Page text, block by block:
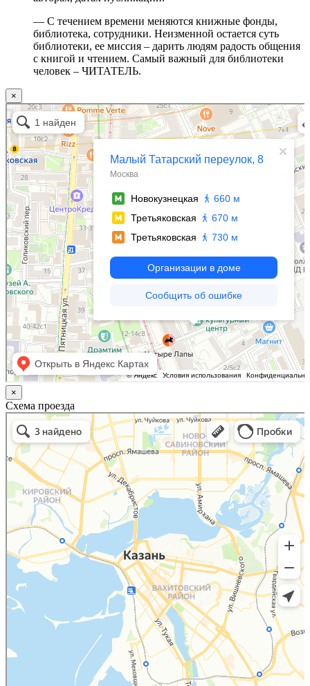
— С течением времени меняются книжные фонды,
библиотека, сотрудники. Неизменной остается суть
библиотеки, ее миссия – дарить людям радость общения
с книгой и чтением. Самый важный для библиотеки
человек – ЧИТАТЕЛЬ.
×
Москва
Малый Татарский переулок, 8 на карте Москвы, ближайшее метро Новокузнецкая —
Яндекс.Карты
×
Схема проезда
Казань
Малый Татарский переулок, 8 на карте Москвы, ближайшее метро Новокузнецкая —
Яндекс.Карты